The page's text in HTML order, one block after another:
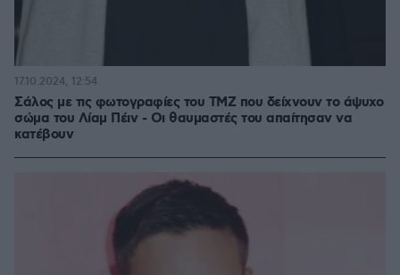
Σάλος με τις φωτογραφίες του TMZ που δείχνουν το άψυχο
σώμα του Λίαμ Πέιν - Oι θαυμαστές του απαίτησαν να
κατέβουν
17.10.2024, 12:54